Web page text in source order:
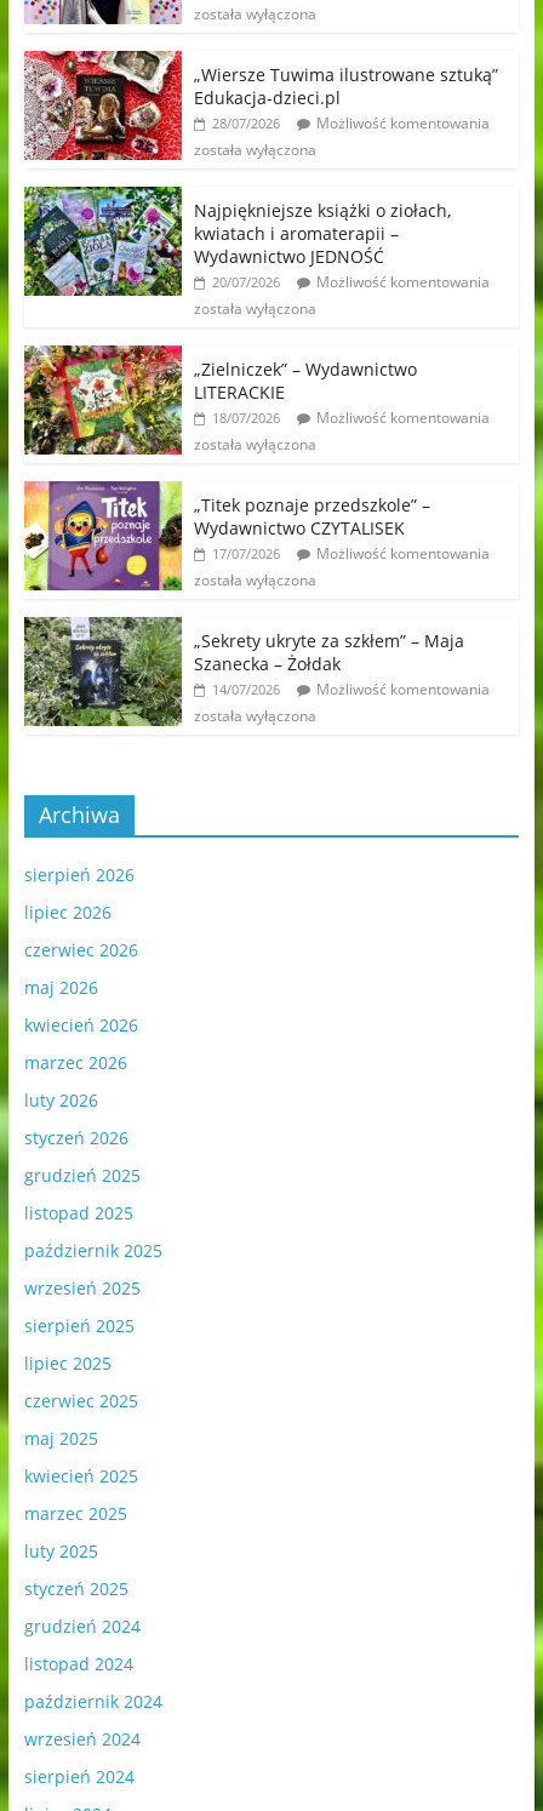
została wyłączona
„Wiersze Tuwima ilustrowane sztuką”
Edukacja-dzieci.pl
28/07/2026
Możliwość komentowania
została wyłączona
Najpiękniejsze książki o ziołach,
kwiatach i aromaterapii –
Wydawnictwo JEDNOŚĆ
20/07/2026
Możliwość komentowania
została wyłączona
„Zielniczek” – Wydawnictwo
LITERACKIE
18/07/2026
Możliwość komentowania
została wyłączona
„Titek poznaje przedszkole” –
Wydawnictwo CZYTALISEK
17/07/2026
Możliwość komentowania
została wyłączona
„Sekrety ukryte za szkłem” – Maja
Szanecka – Żołdak
14/07/2026
Możliwość komentowania
została wyłączona
Archiwa
sierpień 2026
lipiec 2026
czerwiec 2026
maj 2026
kwiecień 2026
marzec 2026
luty 2026
styczeń 2026
grudzień 2025
listopad 2025
październik 2025
wrzesień 2025
sierpień 2025
lipiec 2025
czerwiec 2025
maj 2025
kwiecień 2025
marzec 2025
luty 2025
styczeń 2025
grudzień 2024
listopad 2024
październik 2024
wrzesień 2024
sierpień 2024